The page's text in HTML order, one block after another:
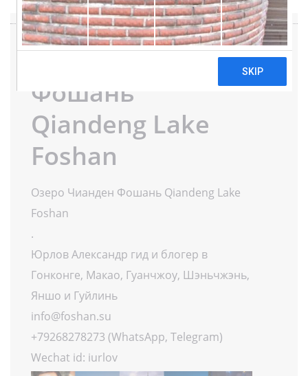
Озеро Чианден
Фошань
Qiandeng Lake
Foshan
Озеро Чианден Фошань Qiandeng Lake
Foshan
.
Юрлов Александр гид и блогер в
Гонконге, Макао, Гуанчжоу, Шэньчжэнь,
Яншо и Гуйлинь
info@foshan.su
+79268278273 (WhatsApp, Telegram)
Wechat id: iurlov